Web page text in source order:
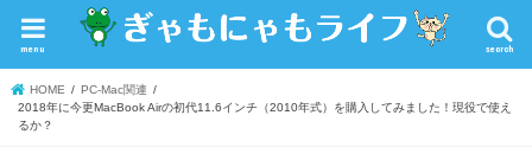
search
menu
HOME
PC-Mac関連
2018年に今更MacBook Airの初代11.6インチ（2010年式）を購入してみました！現役で使え
るか？